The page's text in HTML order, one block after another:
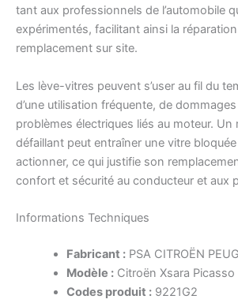
tant aux professionnels de l’automobile
expérimentés, facilitant ainsi la
remplacement sur site.
Les lève-vitres peuvent s’user au fil du
d’une utilisation fréquente, de
problèmes électriques liés au moteur. Un
défaillant peut entraîner une vitre
actionner, ce qui justifie son
confort et sécurité au conducteur et aux
Informations Techniques
Fabricant :PSA CITROËN
Modèle :Citroën Xsara Picasso
Codes produit :9221G2